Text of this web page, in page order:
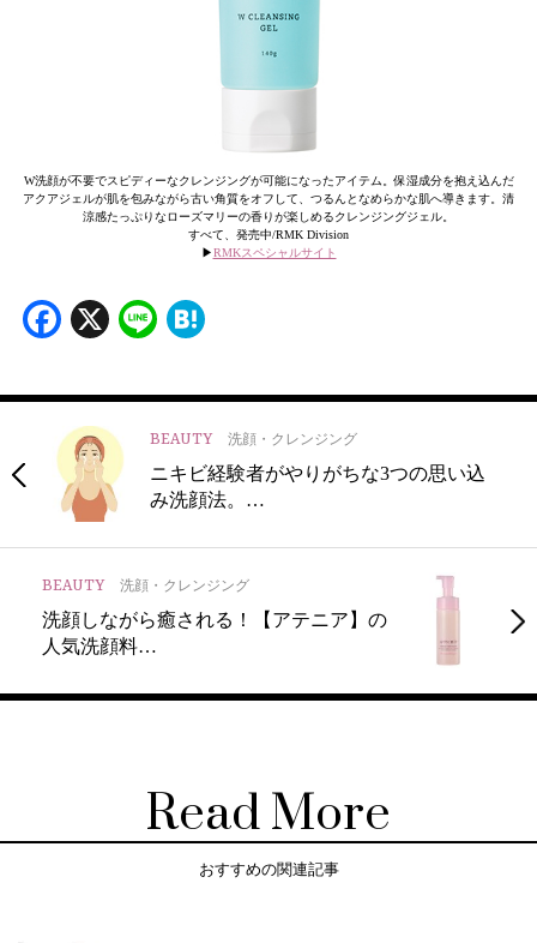
W洗顔が不要でスピディーなクレンジングが可能になったアイテム。保湿成分を抱え込んだ
アクアジェルが肌を包みながら古い角質をオフして、つるんとなめらかな肌へ導きます。清
涼感たっぷりなローズマリーの香りが楽しめるクレンジングジェル。
すべて、発売中/RMK Division
▶︎RMKスペシャルサイト
Facebook
X Line
BEAUTY 洗顔・クレンジング
ニキビ経験者がやりがちな3つの思い込
み洗顔法。…
BEAUTY 洗顔・クレンジング
洗顔しながら癒される！【アテニア】の
人気洗顔料…
Read More
おすすめの関連記事